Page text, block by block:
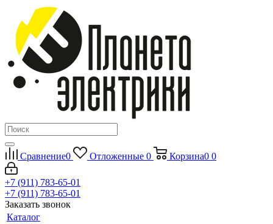
Сравнение0 Отложенные 0 Корзина0 0
+7 (911) 783-65-01
+7 (911) 783-65-01
Заказать звонок
Каталог